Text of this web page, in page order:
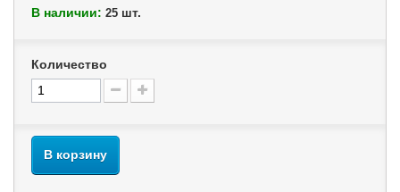
В наличии: 25 шт.
Количество
В корзину